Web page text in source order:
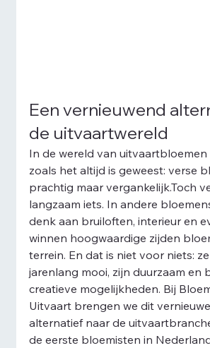
Een vernieuwend
de uitvaartwereld
In de wereld van uitvaartbloemen
zoals het altijd is geweest: verse
prachtig maar vergankelijk.Toch
langzaam iets. In andere
denk aan bruiloften, interieur en
winnen hoogwaardige zijden
terrein. En dat is niet voor niets:
jarenlang mooi, zijn duurzaam en
creatieve mogelijkheden. Bij
Uitvaart brengen we dit
alternatief naar de
de eerste bloemisten in